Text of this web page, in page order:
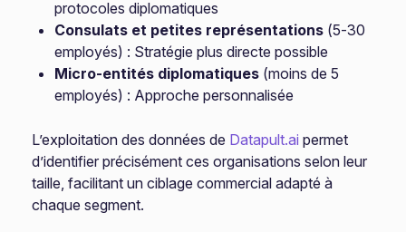
protocoles diplomatiques
Consulats et petites représentations (5-30
employés) : Stratégie plus directe possible
Micro-entités diplomatiques (moins de 5
employés) : Approche personnalisée
L’exploitation des données de Datapult.ai permet
d’identifier précisément ces organisations selon leur
taille, facilitant un ciblage commercial adapté à
chaque segment.